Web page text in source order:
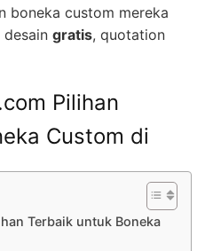
boneka custom mereka
desain gratis, quotation
Pilihan
Custom di
Terbaik untuk Boneka